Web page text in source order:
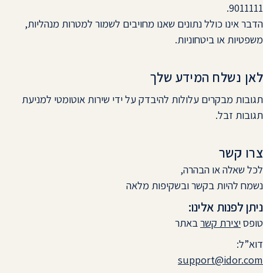
9011111.
הדבר אינו כולל נתונים שאנו מחויבים לשמור למטרות מנהליות,
משפטיות או ביטחוניות.
לאן נשלח המידע שלך
תגובות מבקרים עלולות להיבדק על ידי שירות אוטומטי למניעת
תגובות זבל.
צרו קשר
לכל שאלה או הבהרה,
נשמח להיות בקשר ובשקיפות מלאה
ניתן לפנות אלינו:
טופסיצירת קשרבאתר
דוא”ל:
support@idor.com